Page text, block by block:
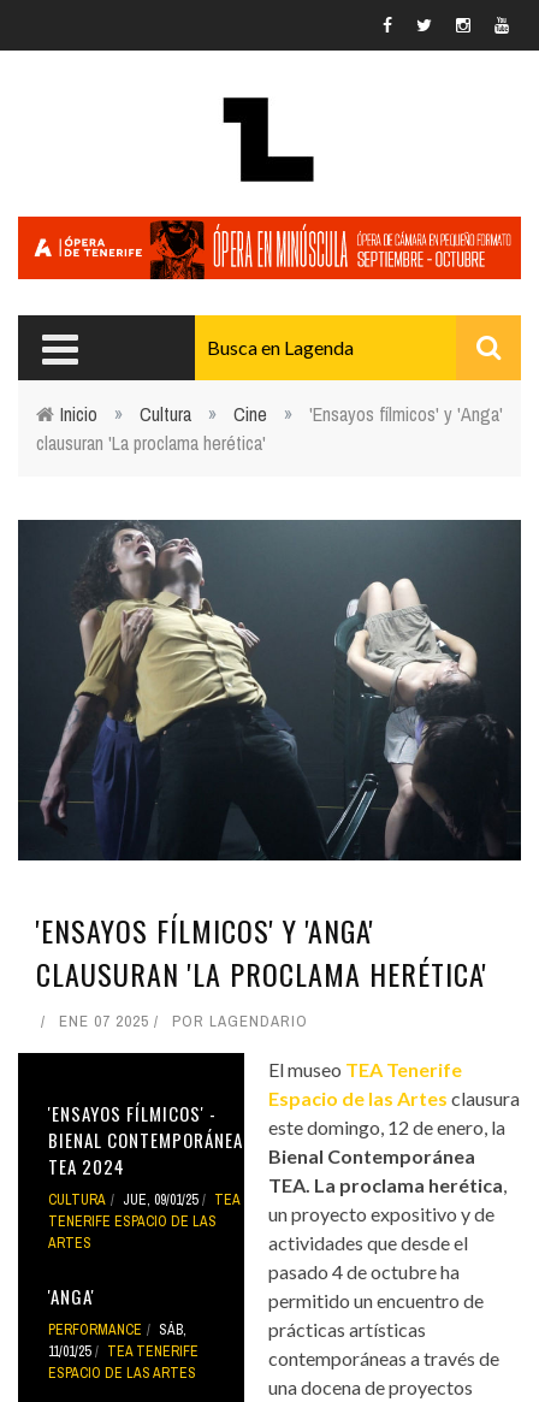
Usted está aquí
Inicio » Cultura » Cine »
'Ensayos fílmicos' y 'Anga'
clausuran 'La proclama herética'
'ENSAYOS FÍLMICOS' Y 'ANGA'
CLAUSURAN 'LA PROCLAMA HERÉTICA'
ENE 07 2025 POR LAGENDARIO
'ENSAYOS FÍLMICOS' -
BIENAL CONTEMPORÁNEA
TEA 2024
CULTURA JUE, 09/01/25
TEA
TENERIFE ESPACIO DE LAS
ARTES
'ANGA'
PERFORMANCE
SÁB,
11/01/25
TEA TENERIFE
ESPACIO DE LAS ARTES
El museo TEA Tenerife
Espacio de las Artes clausura
este domingo, 12 de enero, la
Bienal Contemporánea
TEA. La proclama herética,
un proyecto expositivo y de
actividades que desde el
pasado 4 de octubre ha
permitido un encuentro de
prácticas artísticas
contemporáneas a través de
una docena de proyectos